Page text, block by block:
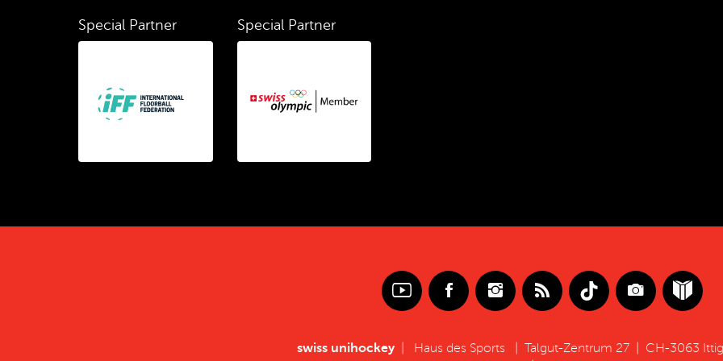
Special Partner Special Partner
swiss unihockey| Haus des Sports Talgut-Zentrum 27| CH-3063